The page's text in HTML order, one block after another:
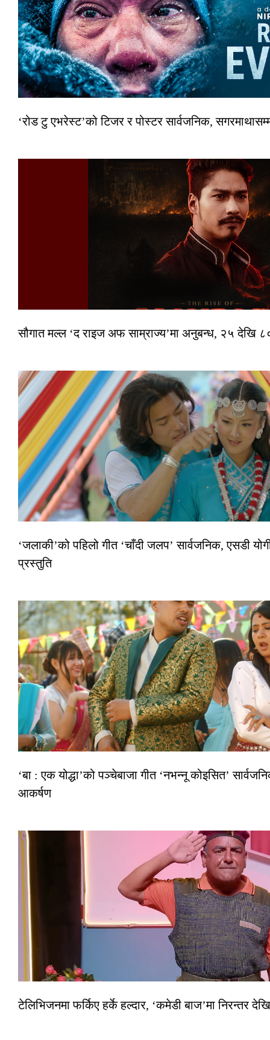
‘रोड टु एभरेस्ट’को टिजर र पोस्टर सार्वजनिक,
सौगात मल्ल ‘द राइज अफ साम्राज्य’मा अनुबन्ध, २५ देखि
‘जलाकी’को पहिलो गीत ‘चाँदी जलप’ सार्वजनिक, एसडी
प्रस्तुति
‘बा : एक योद्धा’को पञ्चेबाजा गीत ‘नभन्नू कोइसित’
आकर्षण
टेलिभिजनमा फर्किए हर्के हल्दार, ‘कमेडी बाज’मा निरन्तर